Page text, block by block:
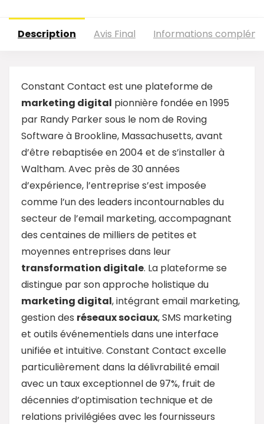
Description Avis Final Informations
Constant Contact est une plateforme de
marketing digital pionnière fondée en 1995
par Randy Parker sous le nom de Roving
Software à Brookline, Massachusetts, avant
d’être rebaptisée en 2004 et de s’installer à
Waltham. Avec près de 30 années
d’expérience, l’entreprise s’est imposée
comme l’un des leaders incontournables du
secteur de l’email marketing, accompagnant
des centaines de milliers de petites et
moyennes entreprises dans leur
transformation digitale. La plateforme se
distingue par son approche holistique du
marketing digital, intégrant email marketing,
gestion des réseaux sociaux, SMS marketing
et outils événementiels dans une interface
unifiée et intuitive. Constant Contact excelle
particulièrement dans la délivrabilité email
avec un taux exceptionnel de 97%, fruit de
décennies d’optimisation technique et de
relations privilégiées avec les fournisseurs